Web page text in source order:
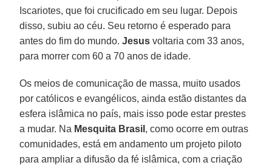
Iscariotes, que foi crucificado em seu lugar. Depois
disso, subiu ao céu. Seu retorno é esperado para
antes do fim do mundo.Jesus voltaria com 33 anos,
para morrer com 60 a 70 anos de idade.
Os meios de comunicação de massa, muito usados
por católicos e evangélicos, ainda estão distantes da
esfera islâmica no país, mais isso pode estar prestes
a mudar. Na Mesquita Brasil , como ocorre em outras
comunidades, está em andamento um projeto piloto
para ampliar a difusão da fé islâmica, com a criação